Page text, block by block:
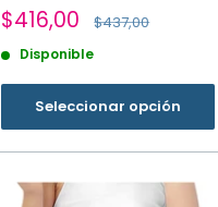
Precio
de
venta
$416,00 Precio
habitual
$437,00
Disponible
Seleccionar opción